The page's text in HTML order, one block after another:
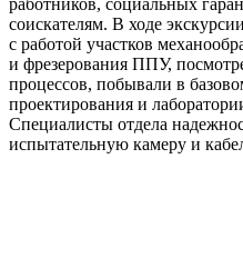
соискателям. В ходе
с работой участков
и фрезерования ППУ,
процессов, побывали в
проектирования и
Специалисты отдела
испытательную камеру и